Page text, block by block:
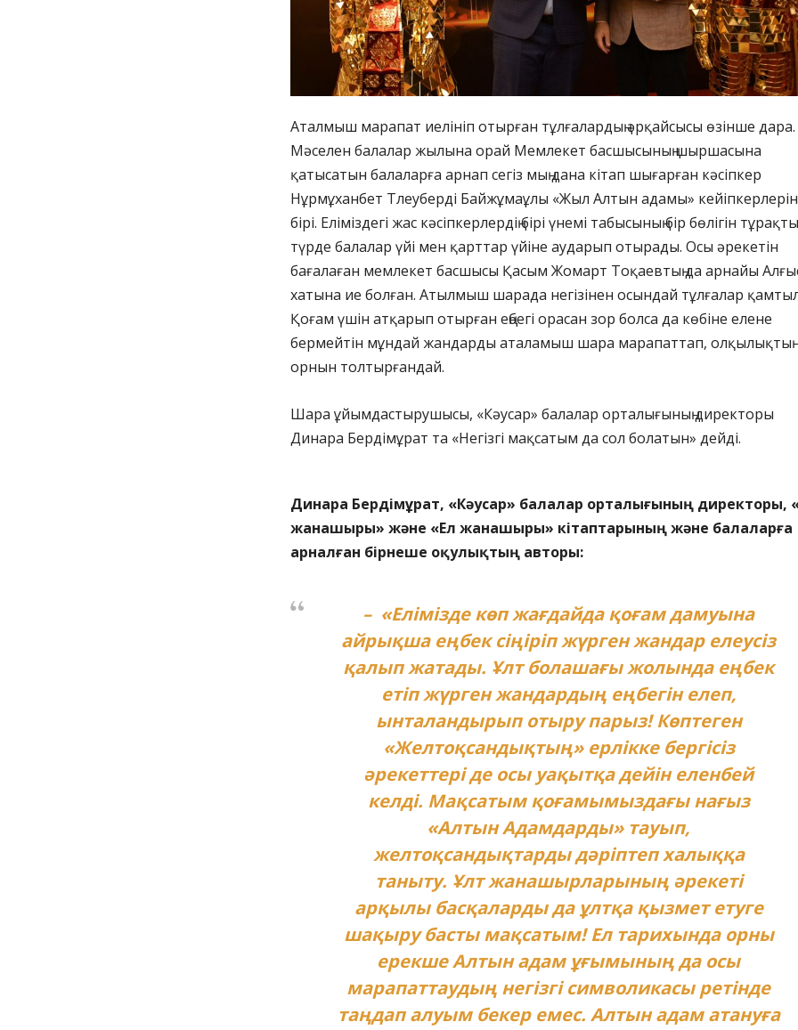
Аталмыш марапат иелініп отырған тұлғалардың әрқайсысы өзінше дара.
Мәселен балалар жылына орай Мемлекет басшысының шыршасына
қатысатын балаларға арнап сегіз мың дана кітап шығарған кәсіпкер
Нұрмұханбет Тлеуберді Байжұмаұлы «Жыл Алтын адамы»
бірі. Еліміздегі жас кәсіпкерлердің бірі үнемі табысының бір бөлігін тұрақты
түрде балалар үйі мен қарттар үйіне аударып отырады. Осы әрекетін
бағалаған мемлекет басшысы Қасым Жомарт Тоқаевтың да арнайы
хатына ие болған. Атылмыш шарада негізінен осындай тұлғалар
Қоғам үшін атқарып отырған еңбегі орасан зор болса да көбіне елене
бермейтін мұндай жандарды аталамыш шара марапаттап, олқылықтың
орнын толтырғандай.
Шара ұйымдастырушысы, «Кәусар» балалар орталығының директоры
Динара Бердімұрат та «Негізгі мақсатым да сол болатын» дейді.
Динара Бердімұрат, «Кәусар» балалар орталығының директоры,
жанашыры» және «Ел жанашыры» кітаптарының және балаларға
арналған бірнеше оқулықтың авторы:
– «Елімізде көп жағдайда қоғам дамуына
айрықша еңбек сіңіріп жүрген жандар елеусіз
қалып жатады. Ұлт болашағы жолында еңбек
етіп жүрген жандардың еңбегін елеп,
ынталандырып отыру парыз! Көптеген
«Желтоқсандықтың» ерлікке бергісіз
әрекеттері де осы уақытқа дейін еленбей
келді. Мақсатым қоғамымыздағы нағыз
«Алтын Адамдарды» тауып,
желтоқсандықтарды дәріптеп халыққа
таныту. Ұлт жанашырларының әрекеті
арқылы басқаларды да ұлтқа қызмет етуге
шақыру басты мақсатым! Ел тарихында орны
ерекше Алтын адам ұғымының да осы
марапаттаудың негізгі символикасы ретінде
таңдап алуым бекер емес. Алтын адам атануға